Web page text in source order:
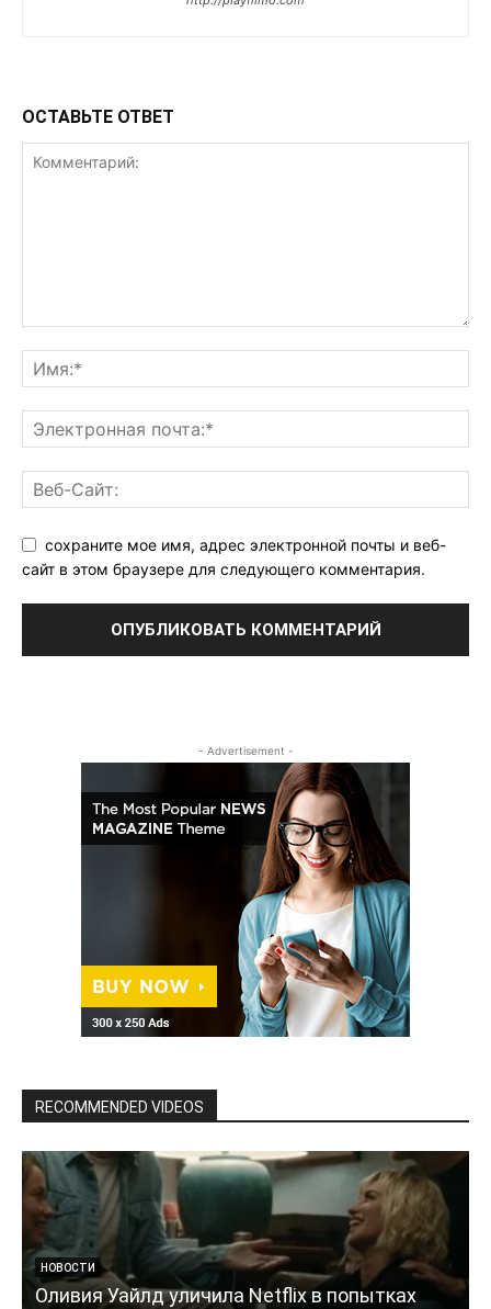
ОСТАВЬТЕ ОТВЕТ
сохраните мое имя, адрес электронной почты и веб-
сайт в этом браузере для следующего комментария.
- Advertisement -
RECOMMENDED VIDEOS
НОВОСТИ
Оливия Уайлд уличила Netflix в попытках